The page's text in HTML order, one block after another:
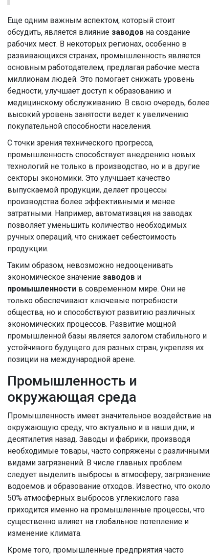
Еще одним важным аспектом, который стоит
обсудить, является влияние заводов на создание
рабочих мест. В некоторых регионах, особенно в
развивающихся странах, промышленность является
основным работодателем, предлагая рабочие места
миллионам людей. Это помогает снижать уровень
бедности, улучшает доступ к образованию и
медицинскому обслуживанию. В свою очередь, более
высокий уровень занятости ведет к увеличению
покупательной способности населения.
С точки зрения технического прогресса,
промышленность способствует внедрению новых
технологий не только в производство, но и в другие
секторы экономики. Это улучшает качество
выпускаемой продукции, делает процессы
производства более эффективными и менее
затратными. Например, автоматизация на заводах
позволяет уменьшить количество необходимых
ручных операций, что снижает себестоимость
продукции.
Таким образом, невозможно недооценивать
экономическое значение заводов и
промышленности в современном мире. Они не
только обеспечивают ключевые потребности
общества, но и способствуют развитию различных
экономических процессов. Развитие мощной
промышленной базы является залогом стабильного и
устойчивого будущего для разных стран, укрепляя их
позиции на международной арене.
Промышленность и
окружающая среда
Промышленность имеет значительное воздействие на
окружающую среду, что актуально и в наши дни, и
десятилетия назад. Заводы и фабрики, производя
необходимые товары, часто сопряжены с различными
видами загрязнений. В числе главных проблем
следует выделить выбросы в атмосферу, загрязнение
водоемов и образование отходов. Известно, что около
50% атмосферных выбросов углекислого газа
приходится именно на промышленные процессы, что
существенно влияет на глобальное потепление и
изменение климата.
Кроме того, промышленные предприятия часто